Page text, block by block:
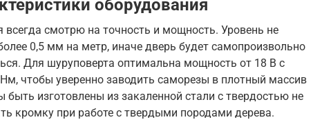
оборудования
всегда смотрю на точность и мощность. Уровень не
0,5 мм на метр, иначе дверь будет самопроизвольно
Для шуруповерта оптимальна мощность от 18 В с
чтобы уверенно заводить саморезы в плотный массив
изготовлены из закаленной стали с твердостью не
кромку при работе с твердыми породами дерева.